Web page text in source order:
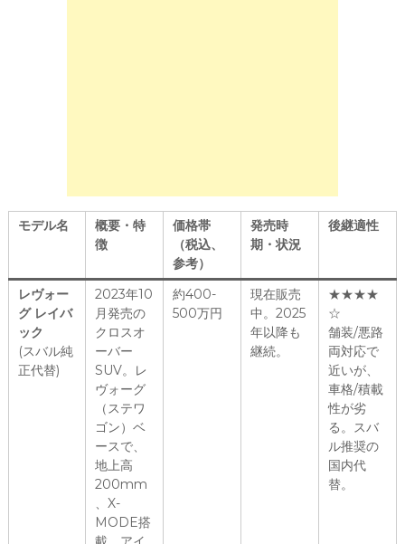
モデル名
概要・特
徴
価格帯
（税込、
参考）
発売時
期・状況
後継適性
レヴォー
グ レイバ
ック
(スバル純
正代替)
2023年10
月発売の
クロスオ
ーバー
SUV。レ
ヴォーグ
（ステワ
ゴン）ベ
ースで、
地上高
200mm
、X-
MODE搭
約400-
500万円
現在販売
中。2025
年以降も
継続。
★★★★
☆
舗装/悪路
両対応で
近いが、
車格/積載
性が劣
る。スバ
ル推奨の
国内代
替。